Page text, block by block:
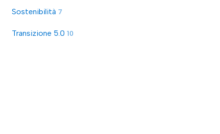
Sostenibilità 7
Transizione 5.0 10